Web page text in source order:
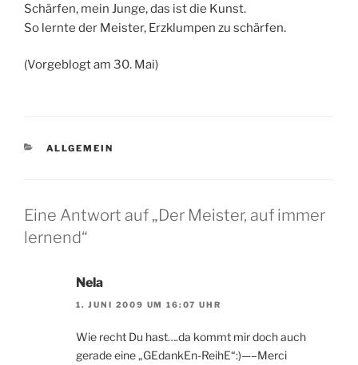
Schärfen, mein Junge, das ist die Kunst.
So lernte der Meister, Erzklumpen zu schärfen.
(Vorgeblogt am 30. Mai)
KATEGORIEN
ALLGEMEIN
Eine Antwort auf „Der Meister, auf immer
lernend“
Nela
1. JUNI 2009 UM 16:07 UHR
Wie recht Du hast….da kommt mir doch auch
gerade eine „GEdankEn-ReihE“:)—–Merci